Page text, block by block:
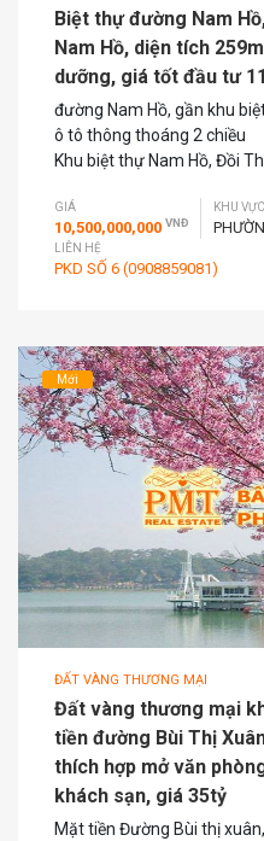
Biệt thự đường Nam
Nam Hồ, diện tích
dưỡng, giá tốt đầu tư
đường Nam Hồ, gần khu
ô tô thông thoáng 2 chiều
Khu biệt thự Nam Hồ, Đồi
GIÁ
10,500,000,000 VNĐ
KHU VỰC
LIÊN HỆ
PKD SỐ 6 (0908859081)
Mới
ĐẤT VÀNG THƯƠNG MẠI
Đất vàng thương mại
tiền đường Bùi Thị
thích hợp mở văn
khách sạn, giá 35tỷ
Mặt tiền Đường Bùi thị